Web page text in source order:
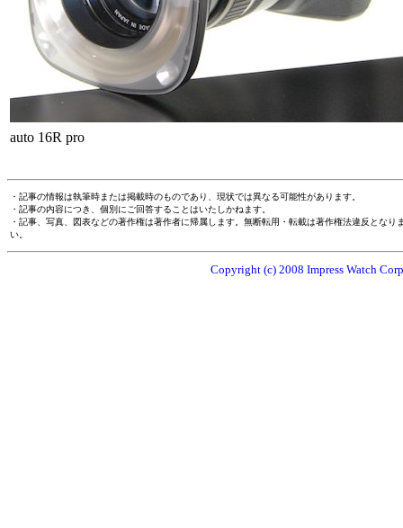
auto 16R pro
・記事の情報は執筆時または掲載時のものであり、現状では異なる可能性があります。
・記事の内容につき、個別にご回答することはいたしかねます。
・記事、写真、図表などの著作権は著作者に帰属します。無断転用・転載は著作権法違反とな
い。
Copyright (c) 2008 Impress Watch